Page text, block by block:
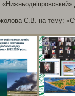
Є.В. на тему: